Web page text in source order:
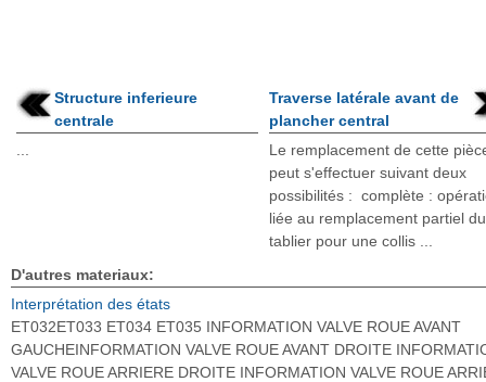
Structure inferieure
centrale
Traverse latérale avant de
plancher central
Le remplacement de cette
peut s'effectuer suivant deux
possibilités : complète :
liée au remplacement partiel du
tablier pour une collis ...
D'autres materiaux:
Interprétation des états
ET032ET033 ET034 ET035 INFORMATION VALVE ROUE AVANT
GAUCHEINFORMATION VALVE ROUE AVANT DROITE
VALVE ROUE ARRIERE DROITE INFORMATION VALVE ROUE